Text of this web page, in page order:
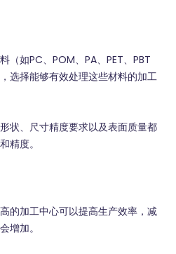
如PC、POM、PA、PET、PBT
选择能够有效处理这些材料的加工
、尺寸精度要求以及表面质量都
精度。
加工中心可以提高生产效率，减
增加。